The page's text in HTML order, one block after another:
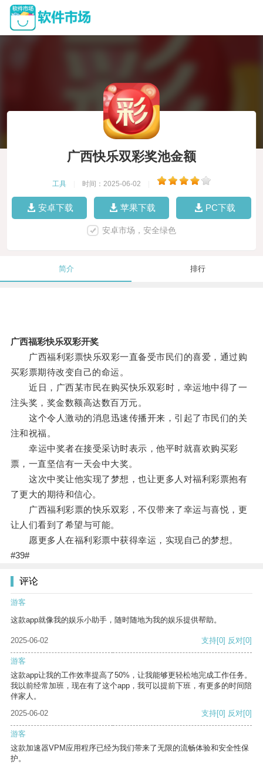
广西快乐双彩奖池金额
工具 时间：2025-06-02
安卓下载 苹果下载 PC下载
安卓市场，安全绿色
简介 排行
广西福彩快乐双彩开奖
广西福利彩票快乐双彩一直备受市民们的喜爱，通过购
买彩票期待改变自己的命运。
近日，广西某市民在购买快乐双彩时，幸运地中得了一
注头奖，奖金数额高达数百万元。
这个令人激动的消息迅速传播开来，引起了市民们的关
注和祝福。
幸运中奖者在接受采访时表示，他平时就喜欢购买彩
票，一直坚信有一天会中大奖。
这次中奖让他实现了梦想，也让更多人对福利彩票抱有
了更大的期待和信心。
广西福利彩票的快乐双彩，不仅带来了幸运与喜悦，更
让人们看到了希望与可能。
愿更多人在福利彩票中获得幸运，实现自己的梦想。
#39#
评论
游客
这款app就像我的娱乐小助手，随时随地为我的娱乐提供帮助。
2025-06-02 支持[0] 反对[0]
游客
这款app让我的工作效率提高了50%，让我能够更轻松地完成工作任务。
我以前经常加班，现在有了这个app，我可以提前下班，有更多的时间陪
伴家人。
2025-06-02
支持[0] 反对[0]
游客
这款加速器VPM应用程序已经为我们带来了无限的流畅体验和安全性保
护。